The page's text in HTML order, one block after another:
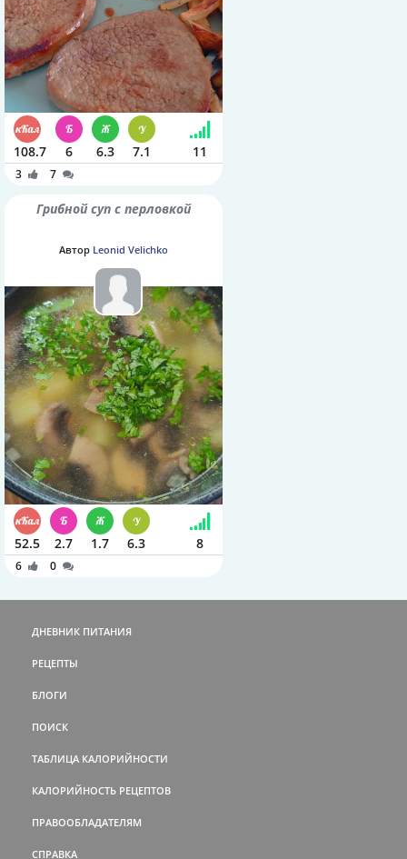
108.7 6 6.3 7.1 11
3 7
Грибной суп с перловкой
Автор Leonid Velichko
52.5 2.7 1.7 6.3 8
6 0
ДНЕВНИК ПИТАНИЯ
РЕЦЕПТЫ
БЛОГИ
ПОИСК
ТАБЛИЦА КАЛОРИЙНОСТИ
КАЛОРИЙНОСТЬ РЕЦЕПТОВ
ПРАВООБЛАДАТЕЛЯМ
СПРАВКА